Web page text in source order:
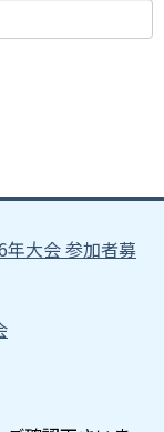
年大会 参加者募